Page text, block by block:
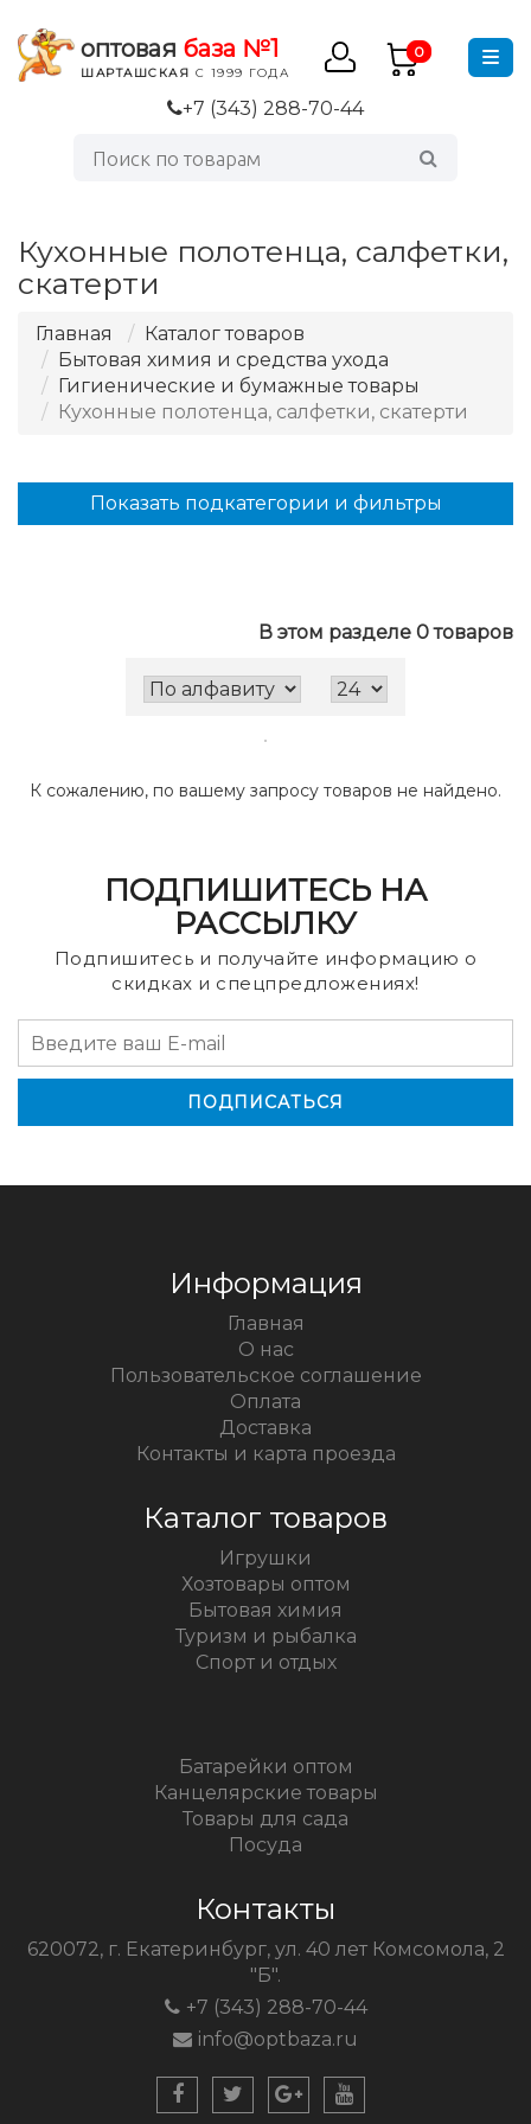
оптовая база №1
ШАРТАШСКАЯ С 1999 ГОДА
0
+7 (343) 288-70-44
Кухонные полотенца, салфетки,
скатерти
Главная
Каталог товаров
Бытовая химия и средства ухода
Гигиенические и бумажные товары
Кухонные полотенца, салфетки, скатерти
В этом разделе 0 товаров
К сожалению, по вашему запросу товаров не найдено.
Показать подкатегории и фильтры
ПОДПИШИТЕСЬ НА
РАССЫЛКУ
Подпишитесь и получайте информацию о
скидках и спецпредложениях!
Информация
Главная
О нас
Пользовательское соглашение
Оплата
Доставка
Контакты и карта проезда
Каталог товаров
Игрушки
Хозтовары оптом
Бытовая химия
Туризм и рыбалка
Спорт и отдых
Батарейки оптом
Канцелярские товары
Товары для сада
Посуда
Контакты
620072, г. Екатеринбург, ул. 40 лет Комсомола, 2
"Б".
+7 (343) 288-70-44
info@optbaza.ru